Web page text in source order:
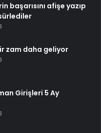
başarısını afişe yazıp
zam daha geliyor
Girişleri 5 Ay